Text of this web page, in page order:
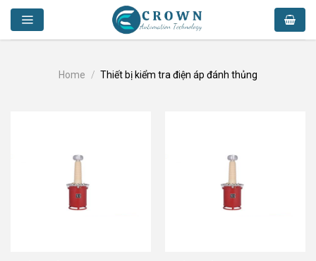
Skip
content
Home / Thiết bị kiểm tra điện áp đánh thủng